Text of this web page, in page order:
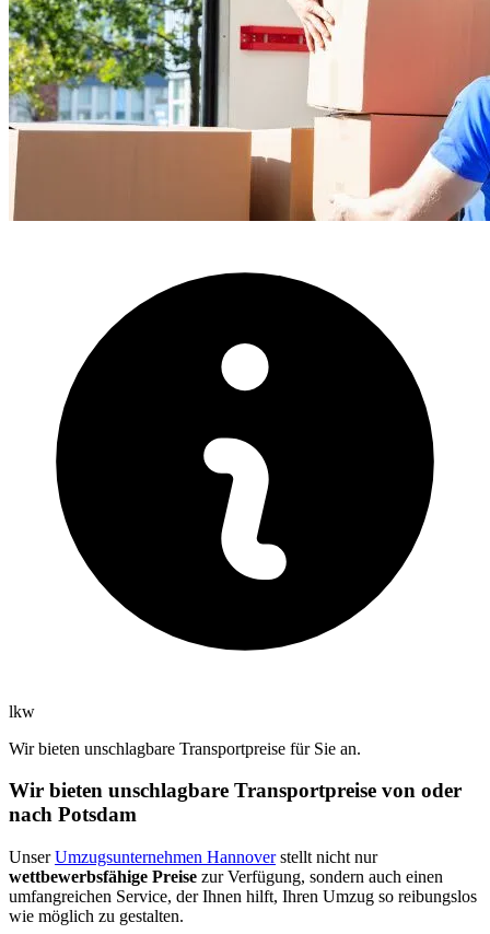
lkw
Wir bieten unschlagbare Transportpreise für Sie an.
Wir bieten unschlagbare Transportpreise von oder
nach Potsdam
UnserUmzugsunternehmen Hannoverstellt nicht nur
wettbewerbsfähige Preise zur Verfügung, sondern auch einen
umfangreichen Service, der Ihnen hilft, Ihren Umzug so reibungslos
wie möglich zu gestalten.